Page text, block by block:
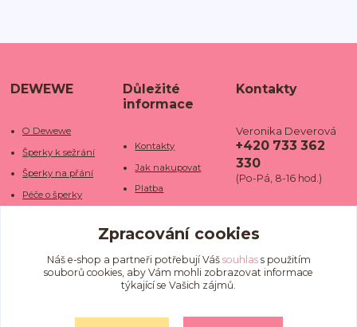
DEWEWE
O Dewewe
Šperky k sežrání
Šperky na přání
Péče o šperky
Kamenné obchody
Fotogalerie
Důležité
informace
Kontakty
Jak nakupovat
Platba
Doba dodání
Doprava
Obchodní podmínky
Ochrana osobních
Kontakty
Veronika Deverová
+420 733 362
330
(Po-Pá, 8-16 hod.)
we.cz
Zpracování cookies
Náš e-shop a partneři potřebují Váš souhlass použitím
souborů cookies, aby Vám mohli zobrazovat informace
týkající se Vašich zájmů.